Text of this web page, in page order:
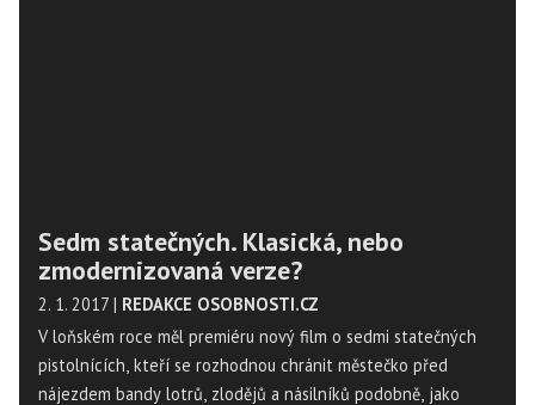
Sedm statečných. Klasická, nebo
zmodernizovaná verze?
2. 1. 2017 | REDAKCE OSOBNOSTI.CZ
V loňském roce měl premiéru nový film o sedmi statečných
pistolnících, kteří se rozhodnou chránit městečko před
nájezdem bandy lotrů, zlodějů a násilníků podobně, jako